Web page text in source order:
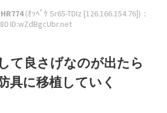
(ｵｯﾍﾟｹ Sr65-TDIz [126.166.154.76]) ：
ID:wZdBgcUbr.net
て良さげなのが出たら
具に移植していく